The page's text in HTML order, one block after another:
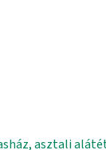
asztali